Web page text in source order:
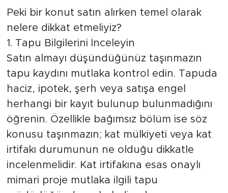
Peki bir konut satın alırken temel olarak
nelere dikkat etmeliyiz?
1. Tapu Bilgilerini İnceleyin
Satın almayı düşündüğünüz taşınmazın
tapu kaydını mutlaka kontrol edin. Tapuda
haciz, ipotek, şerh veya satışa engel
herhangi bir kayıt bulunup bulunmadığını
öğrenin. Özellikle bağımsız bölüm ise söz
konusu taşınmazın; kat mülkiyeti veya kat
irtifakı durumunun ne olduğu dikkatle
incelenmelidir. Kat irtifakına esas onaylı
mimari proje mutlaka ilgili tapu